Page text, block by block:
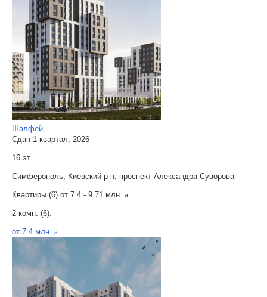
Шалфей
Сдан 1 квартал, 2026
16 эт.
Симферополь, Киевский р-н, проспект Александра Суворова
Квартиры (6) от 7.4 - 9.71 млн. a
2 комн. (6):
от 7.4 млн. a